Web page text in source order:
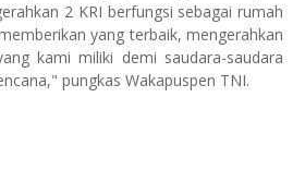
2 KRI berfungsi sebagai rumah
yang terbaik, mengerahkan
kami miliki demi saudara-saudara
pungkas Wakapuspen TNI.